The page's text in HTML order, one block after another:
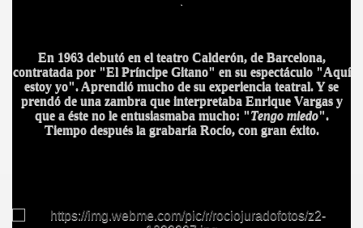
En 1963 debutó en el teatro Calderón, de Barcelona,
contratada por "El Príncipe Gitano" en su espectáculo "Aquí
estoy yo". Aprendió mucho de su experiencia teatral. Y se
prendó de una zambra que interpretaba Enrique Vargas y
que a éste no le entusiasmaba mucho: "Tengo miedo".
Tiempo después la grabaría Rocío, con gran éxito.